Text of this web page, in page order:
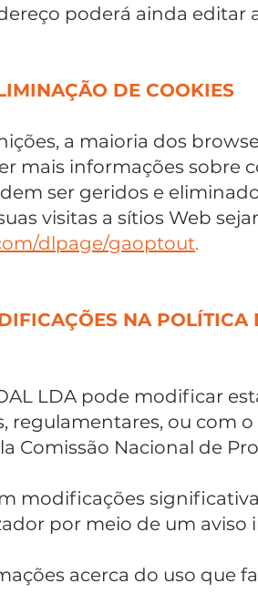
poderá ainda editar
DE COOKIES
a maioria dos
mais informações sobre
ser geridos e
visitas a sítios Web
dlpage/gaoptout.
NA
LDA pode modificar
regulamentares, ou com
Comissão Nacional de
modificações
por meio de um
acerca do uso que